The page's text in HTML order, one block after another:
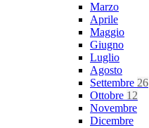
Marzo
Aprile
Maggio
Giugno
Luglio
Agosto
Settembre 26
Ottobre 12
Novembre
Dicembre